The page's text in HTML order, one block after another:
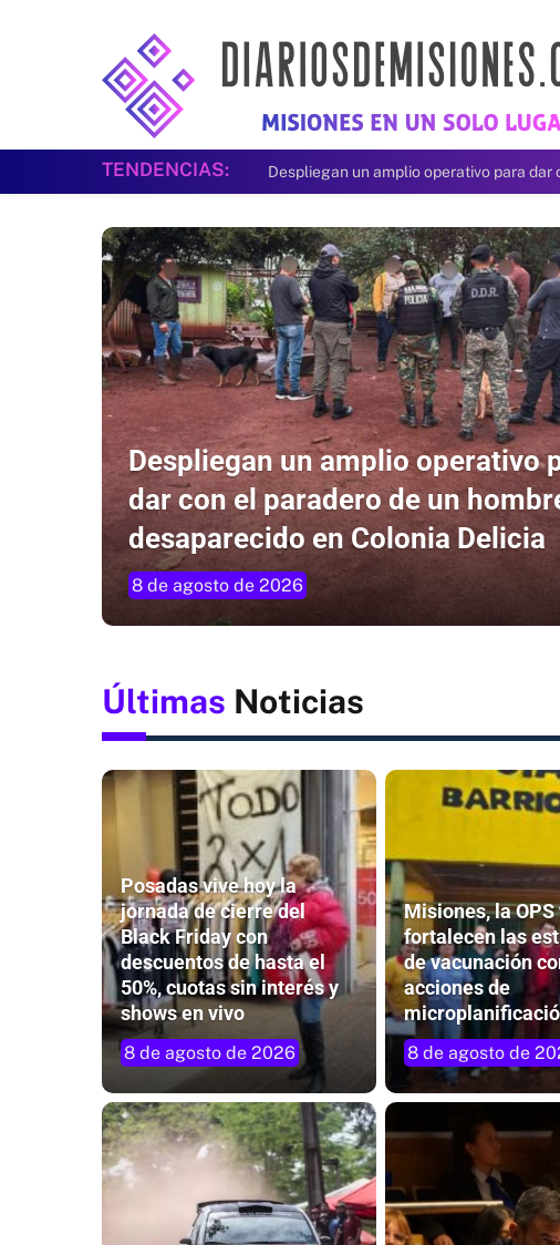
TENDENCIAS: Politólogo brasileño afirma que Hezbolá
Despliegan un amplio operativo
dar con el paradero de un
desaparecido en Colonia Delicia
8 de agosto de 2026
Últimas Noticias
Posadas vive hoy la
jornada de cierre del
Black Friday con
descuentos de hasta el
50%, cuotas sin interés y
shows en vivo
8 de agosto de 2026
Misiones, la
fortalecen las
de vacunación
acciones de
8 de agosto de